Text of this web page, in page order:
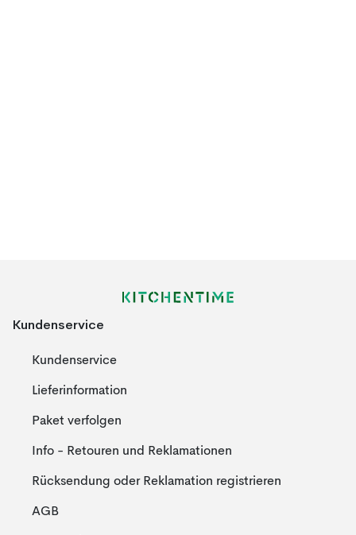
Kundenservice
Kundenservice
Lieferinformation
Paket verfolgen
Info - Retouren und Reklamationen
Rücksendung oder Reklamation registrieren
AGB